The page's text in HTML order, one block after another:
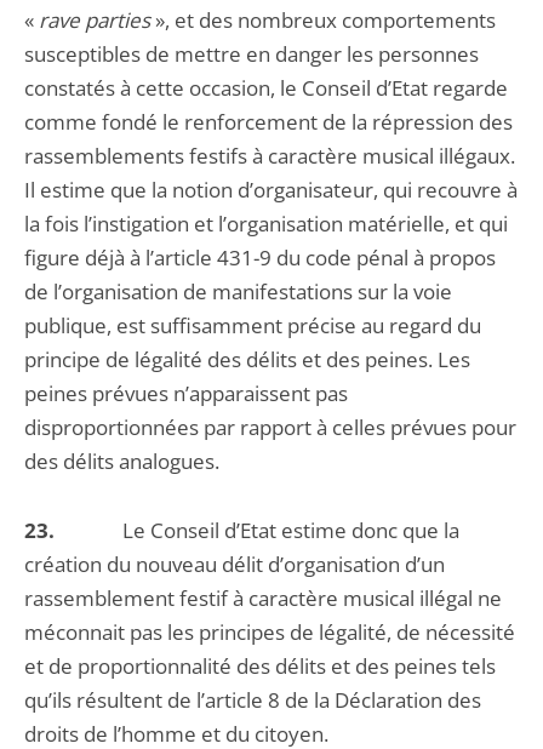
« rave parties», et des nombreux comportements
susceptibles de mettre en danger les personnes
constatés à cette occasion, le Conseil d’Etat regarde
comme fondé le renforcement de la répression des
rassemblements festifs à caractère musical illégaux.
Il estime que la notion d’organisateur, qui recouvre à
la fois l’instigation et l’organisation matérielle, et qui
figure déjà à l’article 431-9 du code pénal à propos
de l’organisation de manifestations sur la voie
publique, est suffisamment précise au regard du
principe de légalité des délits et des peines. Les
peines prévues n’apparaissent pas
disproportionnées par rapport à celles prévues pour
des délits analogues.
23. Le Conseil d’Etat estime donc que la
création du nouveau délit d’organisation d’un
rassemblement festif à caractère musical illégal ne
méconnait pas les principes de légalité, de nécessité
et de proportionnalité des délits et des peines tels
qu’ils résultent de l’article 8 de la Déclaration des
droits de l’homme et du citoyen.